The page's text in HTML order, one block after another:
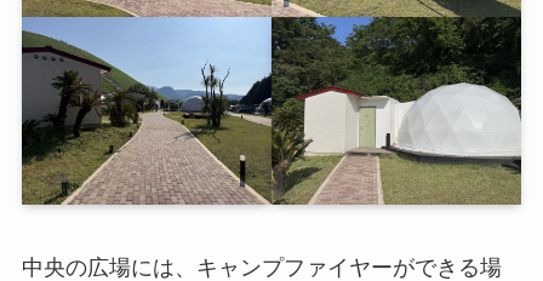
中央の広場には、キャンプファイヤーができる場